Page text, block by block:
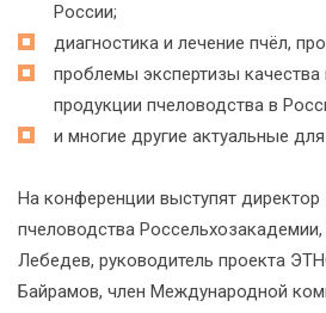
России;
диагностика и лечение пчёл,
проблемы экспертизы качества
продукции пчеловодства в
и многие другие актуальные
На конференции выступят
пчеловодства
Лебедев, руководитель проекта
Байрамов, член Международной